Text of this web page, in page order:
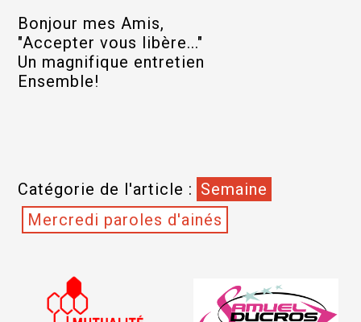
Bonjour mes Amis,
"Accepter vous libère..."
Un magnifique entretien
Ensemble!
Catégorie de l'article : Semaine
Mercredi paroles d'ainés